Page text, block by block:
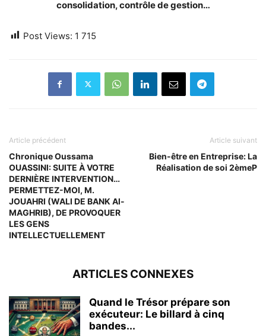
consolidation, contrôle de gestion…
Post Views: 1 715
Article précédent
Chronique Oussama
OUASSINI: SUITE À VOTRE
DERNIÈRE INTERVENTION…
PERMETTEZ-MOI, M.
JOUAHRI (WALI DE BANK Al-
MAGHRIB), DE PROVOQUER
LES GENS
INTELLECTUELLEMENT
Article suivant
Bien-être en Entreprise: La
Réalisation de soi 2èmeP
ARTICLES CONNEXES
Quand le Trésor prépare son
exécuteur: Le billard à cinq
bandes...